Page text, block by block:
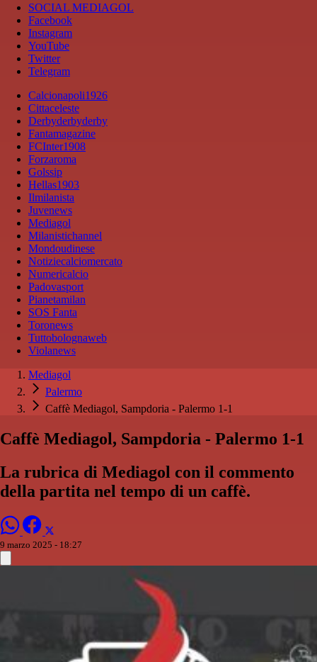
SOCIAL MEDIAGOL
Facebook
Instagram
YouTube
Twitter
Telegram
Calcionapoli1926
Cittaceleste
Derbyderbyderby
Fantamagazine
FCInter1908
Forzaroma
Golssip
Hellas1903
Ilmilanista
Juvenews
Mediagol
Milanistichannel
Mondoudinese
Notiziecalciomercato
Numericalcio
Padovasport
Pianetamilan
SOS Fanta
Toronews
Tuttobolognaweb
Violanews
Mediagol
Palermo
Caffè Mediagol, Sampdoria - Palermo 1-1
Caffè Mediagol, Sampdoria - Palermo 1-1
La rubrica di Mediagol con il commento
della partita nel tempo di un caffè.
9 marzo 2025 - 18:27